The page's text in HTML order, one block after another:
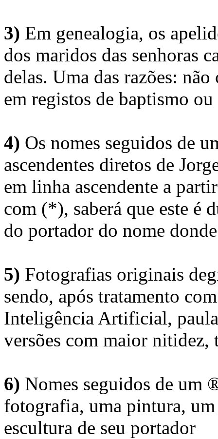
3) Em genealogia, os
dos maridos das senhoras
delas. Uma das razões:
em registos de baptismo
4) Os nomes seguidos de
ascendentes diretos de
em linha ascendente a
com (*), saberá que este é
do portador do nome
5) Fotografias originais
sendo, após tratamento
Inteligência Artificial,
versões com maior nitidez,
6) Nomes seguidos de um
fotografia, uma pintura,
escultura de seu portador